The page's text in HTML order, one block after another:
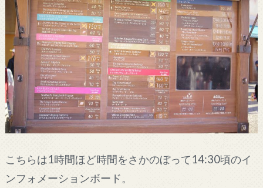
こちらは1時間ほど時間をさかのぼって14:30頃のイ
ンフォメーションボード。